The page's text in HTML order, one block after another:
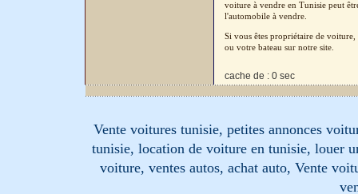
voiture à vendre en Tunisie peut
l'automobile à vendre.
Si vous êtes propriétaire de
ou votre bateau sur notre site.
cache de : 0 sec
Vente voitures tunisie, petites annonces
tunisie, location de voiture en tunisie, louer
voiture, ventes autos, achat auto, Vente